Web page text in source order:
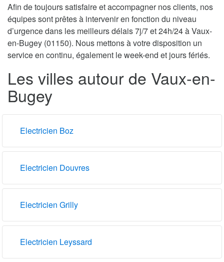
Afin de toujours satisfaire et accompagner nos clients, nos
équipes sont prêtes à intervenir en fonction du niveau
d’urgence dans les meilleurs délais 7j/7 et 24h/24 à Vaux-
en-Bugey (01150). Nous mettons à votre disposition un
service en continu, également le week-end et jours fériés.
Les villes autour de Vaux-en-
Bugey
Electricien Boz
Electricien Douvres
Electricien Grilly
Electricien Leyssard